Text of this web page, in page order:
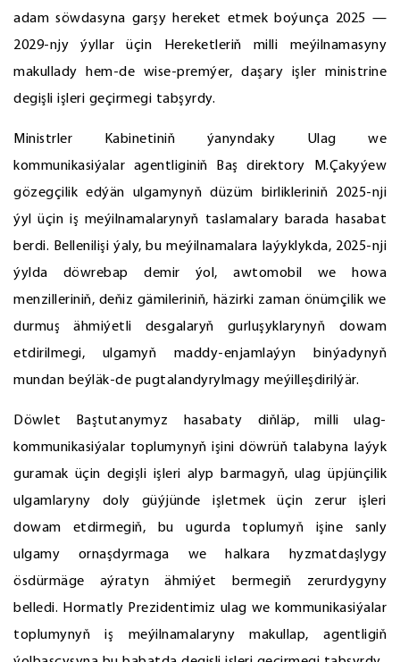
adam söwdasyna garşy hereket etmek boýunça 2025 —
2029-njy ýyllar üçin Hereketleriň milli meýilnamasyny
makullady hem-de wise-premýer, daşary işler ministrine
degişli işleri geçirmegi tabşyrdy.
Ministrler Kabinetiniň ýanyndaky Ulag we
kommunikasiýalar agentliginiň Baş direktory M.Çakyýew
gözegçilik edýän ulgamynyň düzüm birlikleriniň 2025-nji
ýyl üçin iş meýilnamalarynyň taslamalary barada hasabat
berdi. Bellenilişi ýaly, bu meýilnamalara laýyklykda, 2025-nji
ýylda döwrebap demir ýol, awtomobil we howa
menzilleriniň, deňiz gämileriniň, häzirki zaman önümçilik we
durmuş ähmiýetli desgalaryň gurluşyklarynyň dowam
etdirilmegi, ulgamyň maddy-enjamlaýyn binýadynyň
mundan beýläk-de pugtalandyrylmagy meýilleşdirilýär.
Döwlet Baştutanymyz hasabaty diňläp, milli ulag-
kommunikasiýalar toplumynyň işini döwrüň talabyna laýyk
guramak üçin degişli işleri alyp barmagyň, ulag üpjünçilik
ulgamlaryny doly güýjünde işletmek üçin zerur işleri
dowam etdirmegiň, bu ugurda toplumyň işine sanly
ulgamy ornaşdyrmaga we halkara hyzmatdaşlygy
ösdürmäge aýratyn ähmiýet bermegiň zerurdygyny
belledi. Hormatly Prezidentimiz ulag we kommunikasiýalar
toplumynyň iş meýilnamalaryny makullap, agentligiň